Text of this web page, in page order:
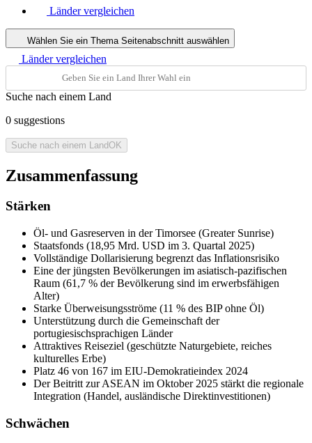
Länder vergleichen
Wählen Sie ein Thema Seitenabschnitt auswählen
Länder vergleichen
Suche nach einem Land
0 suggestions
Suche nach einem LandOK
Zusammenfassung
Stärken
Öl- und Gasreserven in der Timorsee (Greater Sunrise)
Staatsfonds (18,95 Mrd. USD im 3. Quartal 2025)
Vollständige Dollarisierung begrenzt das Inflationsrisiko
Eine der jüngsten Bevölkerungen im asiatisch-pazifischen
Raum (61,7 % der Bevölkerung sind im erwerbsfähigen
Alter)
Starke Überweisungsströme (11 % des BIP ohne Öl)
Unterstützung durch die Gemeinschaft der
portugiesischsprachigen Länder
Attraktives Reiseziel (geschützte Naturgebiete, reiches
kulturelles Erbe)
Platz 46 von 167 im EIU-Demokratieindex 2024
Der Beitritt zur ASEAN im Oktober 2025 stärkt die regionale
Integration (Handel, ausländische Direktinvestitionen)
Schwächen